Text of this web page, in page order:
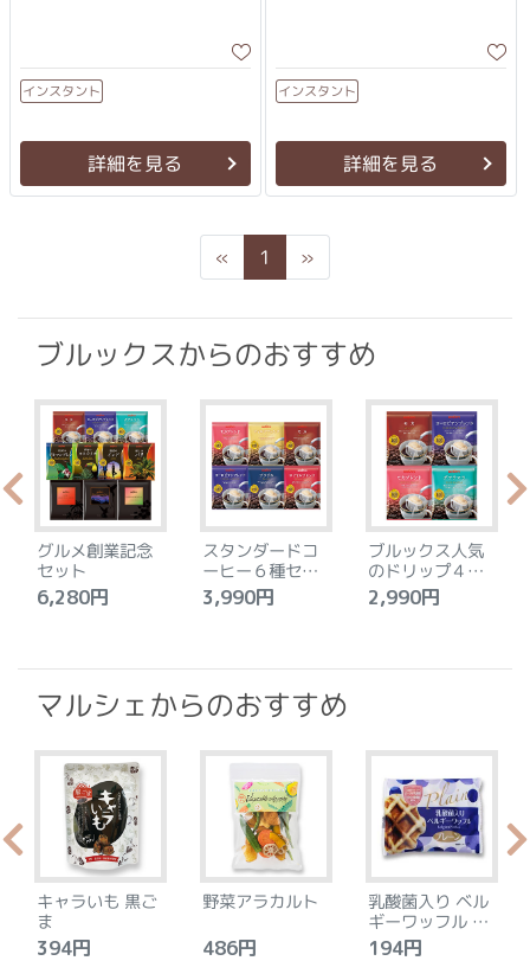
インスタント
詳細を見る
インスタント
詳細を見る
« Previous
1 »Next
ブルックスからのおすすめ
グルメ創業記念
セット
6,280円
スタンダードコ
ーヒー６種セッ
ト
3,990円
ブルックス人気
のドリップ４種
セット
2,990円
マルシェからのおすすめ
キャラいも 黒ご
ま
394円
野菜アラカルト
486円
乳酸菌入り ベル
ギーワッフル プ
レーン
194円